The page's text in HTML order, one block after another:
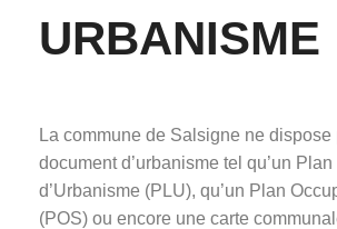
URBANISME
La commune de Salsigne ne dispose
document d’urbanisme tel qu’un Plan
d’Urbanisme (PLU), qu’un Plan
(POS) ou encore une carte